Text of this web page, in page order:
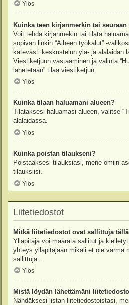
Ylös
Kuinka teen kirjanmerkin tai
Voit tehdä kirjanmekin tai tilata
sopivan linkin “Aiheen työkalut” -
kätevästi keskustelun ylä- ja alalaidan
Viestiketjuun vastaaminen ja valinta
lähetetään” tilaa viestiketjun.
Ylös
Kuinka tilaan haluamani alueen?
Tilataksesi haluamasi alueen, valitse
alalaidassa.
Ylös
Kuinka poistan tilaukseni?
Poistaaksesi tilauksiasi, mene omiin
tilauksiisi.
Ylös
Liitetiedostot
Mitkä liitetiedostot ovat sallittuja
Ylläpitäjä voi määrätä sallitut ja
yhteys ylläpitäjään mikäli et ole varma
sallittuja..
Ylös
Mistä löydän lähettämäni
Nähdäksesi listan liitetiedostoistasi,